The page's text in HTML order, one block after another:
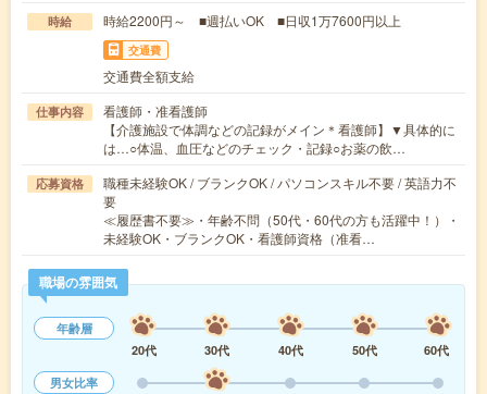
時給 時給2200円～ ■週払いOK ■日収1万7600円以上
交通費
交通費全額支給
仕事内容
看護師・准看護師
【介護施設で体調などの記録がメイン＊看護師】▼具体的に
は…○体温、血圧などのチェック・記録○お薬の飲…
応募資格
職種未経験OK / ブランクOK / パソコンスキル不要 / 英語力不
要
≪履歴書不要≫・年齢不問（50代・60代の方も活躍中！）・
未経験OK・ブランクOK・看護師資格（准看…
職場の雰囲気
年齢層
20代
30代 40代 50代
60代
男女比率